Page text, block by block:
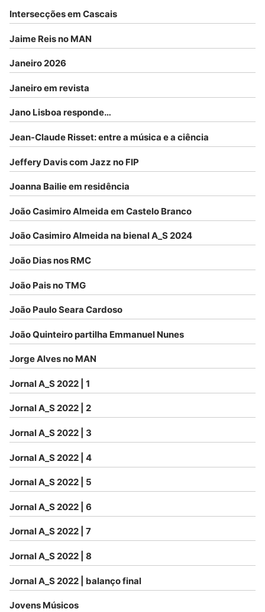
Intersecções em Cascais
Jaime Reis no MAN
Janeiro 2026
Janeiro em revista
Jano Lisboa responde…
Jean-Claude Risset: entre a música e a ciência
Jeffery Davis com Jazz no FIP
Joanna Bailie em residência
João Casimiro Almeida em Castelo Branco
João Casimiro Almeida na bienal A_S 2024
João Dias nos RMC
João Pais no TMG
João Paulo Seara Cardoso
João Quinteiro partilha Emmanuel Nunes
Jorge Alves no MAN
Jornal A_S 2022 | 1
Jornal A_S 2022 | 2
Jornal A_S 2022 | 3
Jornal A_S 2022 | 4
Jornal A_S 2022 | 5
Jornal A_S 2022 | 6
Jornal A_S 2022 | 7
Jornal A_S 2022 | 8
Jornal A_S 2022 | balanço final
Jovens Músicos